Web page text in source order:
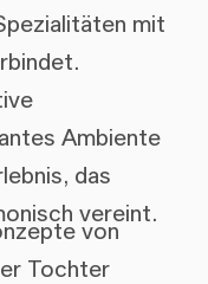
mit
Ambiente
das
vereint.
von
Tochter